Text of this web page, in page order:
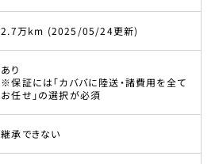
2.7万km (2025/05/24更新)
あり
※保証には「カババに陸送・諸費用を全て
お任せ」の選択が必須
継承できない